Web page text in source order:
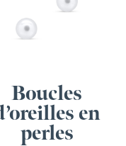
Boucles
en
perles